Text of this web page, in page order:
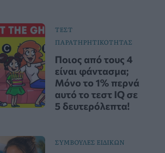
ΤΕΣΤ
ΠΑΡΑΤΗΡΗΤΙΚΟΤΗΤΑΣ
Ποιος από τους 4
είναι φάντασμα;
Μόνο το 1% περνά
αυτό το τεστ IQ σε
5 δευτερόλεπτα!
ΣΥΜΒΟΥΛΕΣ ΕΙΔΙΚΩΝ